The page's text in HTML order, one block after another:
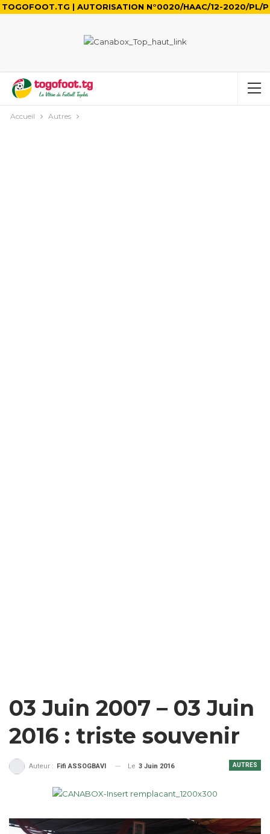
TOGOFOOT.TG | AUTORISATION N°0020/HAAC/12-2020/PL/P
Accueil Autres
03 Juin 2007 – 03 Juin
2016 : triste souvenir
AUTRES
Auteur : Fifi ASSOGBAVI Le 3 Juin 2016